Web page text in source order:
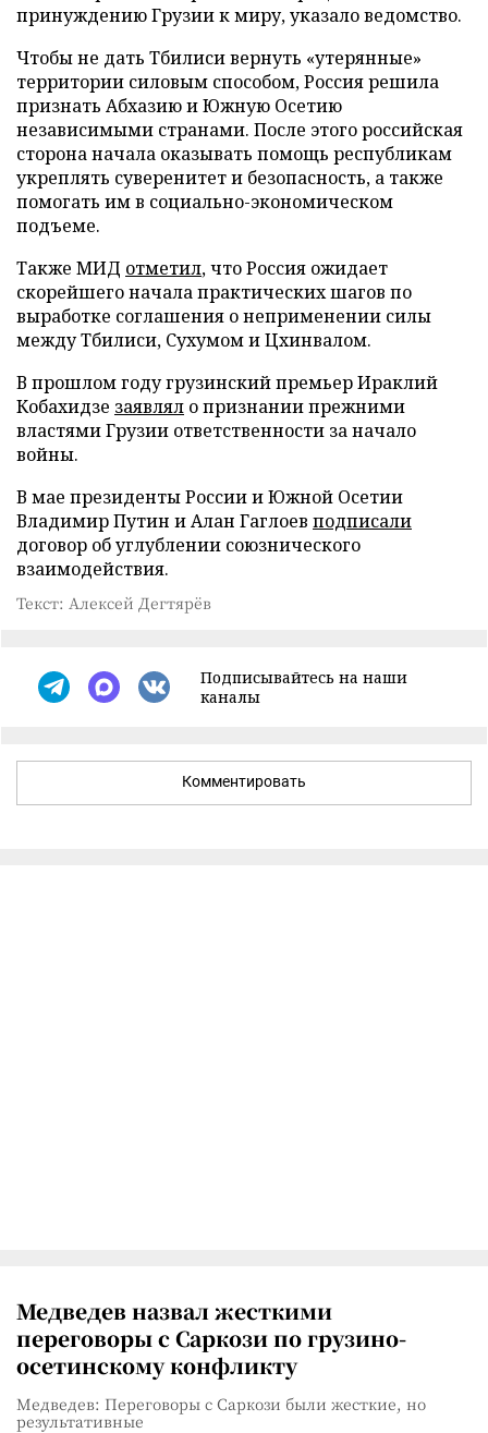
принуждению Грузии к миру, указало ведомство.
Чтобы не дать Тбилиси вернуть «утерянные»
территории силовым способом, Россия решила
признать Абхазию и Южную Осетию
независимыми странами. После этого российская
сторона начала оказывать помощь республикам
укреплять суверенитет и безопасность, а также
помогать им в социально-экономическом
подъеме.
Также МИД отметил, что Россия ожидает
скорейшего начала практических шагов по
выработке соглашения о неприменении силы
между Тбилиси, Сухумом и Цхинвалом.
В прошлом году грузинский премьер Ираклий
Кобахидзе заявлял о признании прежними
властями Грузии ответственности за начало
войны.
В мае президенты России и Южной Осетии
Владимир Путин и Алан Гаглоев подписали
договор об углублении союзнического
взаимодействия.
Текст: Алексей Дегтярёв
Подписывайтесь на наши
каналы
Комментировать
Медведев назвал жесткими
переговоры с Саркози по грузино-
осетинскому конфликту
Медведев: Переговоры с Саркози были жесткие, но
результативные